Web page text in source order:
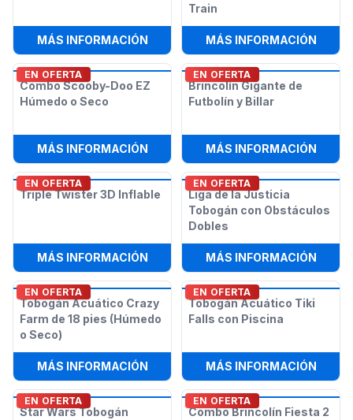
MÁS INFORMACIÓN: BRINCOLÍN GRANJA PARA NIÑOS
Train
MÁS INFORMACIÓN:
EN OFERTA
Combo Scooby-Doo EZ
Húmedo o Seco
MÁS INFORMACIÓN: COMBO SCOOBY-DOO EZ HÚMEDO
EN OFERTA
Brincolín Gigante de
Futbolín y Billar
MÁS INFORMACIÓN:
EN OFERTA
Triple Twister 3D Inflable
MÁS INFORMACIÓN: TRIPLE TWISTER 3D INFLABLE
EN OFERTA
Liga de la Justicia
Tobogán con Obstáculos
Dobles
MÁS INFORMACIÓN:
EN OFERTA
Tobogán Acuático Crazy
Farm de 18 pies (Húmedo
o Seco)
MÁS INFORMACIÓN: TOBOGÁN ACUÁTICO CRAZY
EN OFERTA
Tobogán Acuático Tiki
Falls con Piscina
MÁS INFORMACIÓN:
EN OFERTA
Star Wars Tobogán
EN OFERTA
Combo Brincolín Fiesta 2